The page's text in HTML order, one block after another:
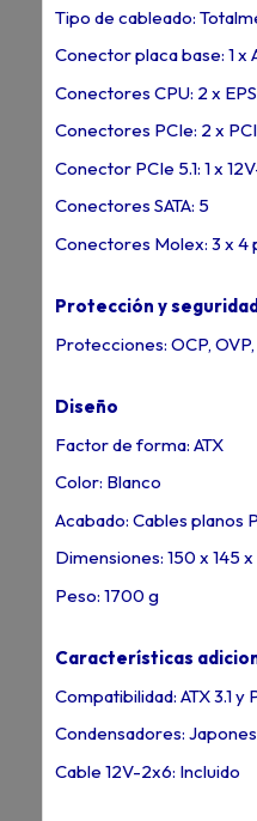
Tipo de cableado:
Conector placa base: 1 x
Conectores CPU: 2 x
Conectores PCIe: 2 x
Conector PCIe 5.1: 1 x
Conectores SATA: 5
Conectores Molex: 3 x 4
Protección y
Protecciones: OCP, OVP,
Diseño
Factor de forma: ATX
Color: Blanco
Acabado: Cables planos
Dimensiones: 150 x 145
Peso: 1700 g
Características
Compatibilidad: ATX 3.1 y
Condensadores:
Cable 12V-2x6: Incluido